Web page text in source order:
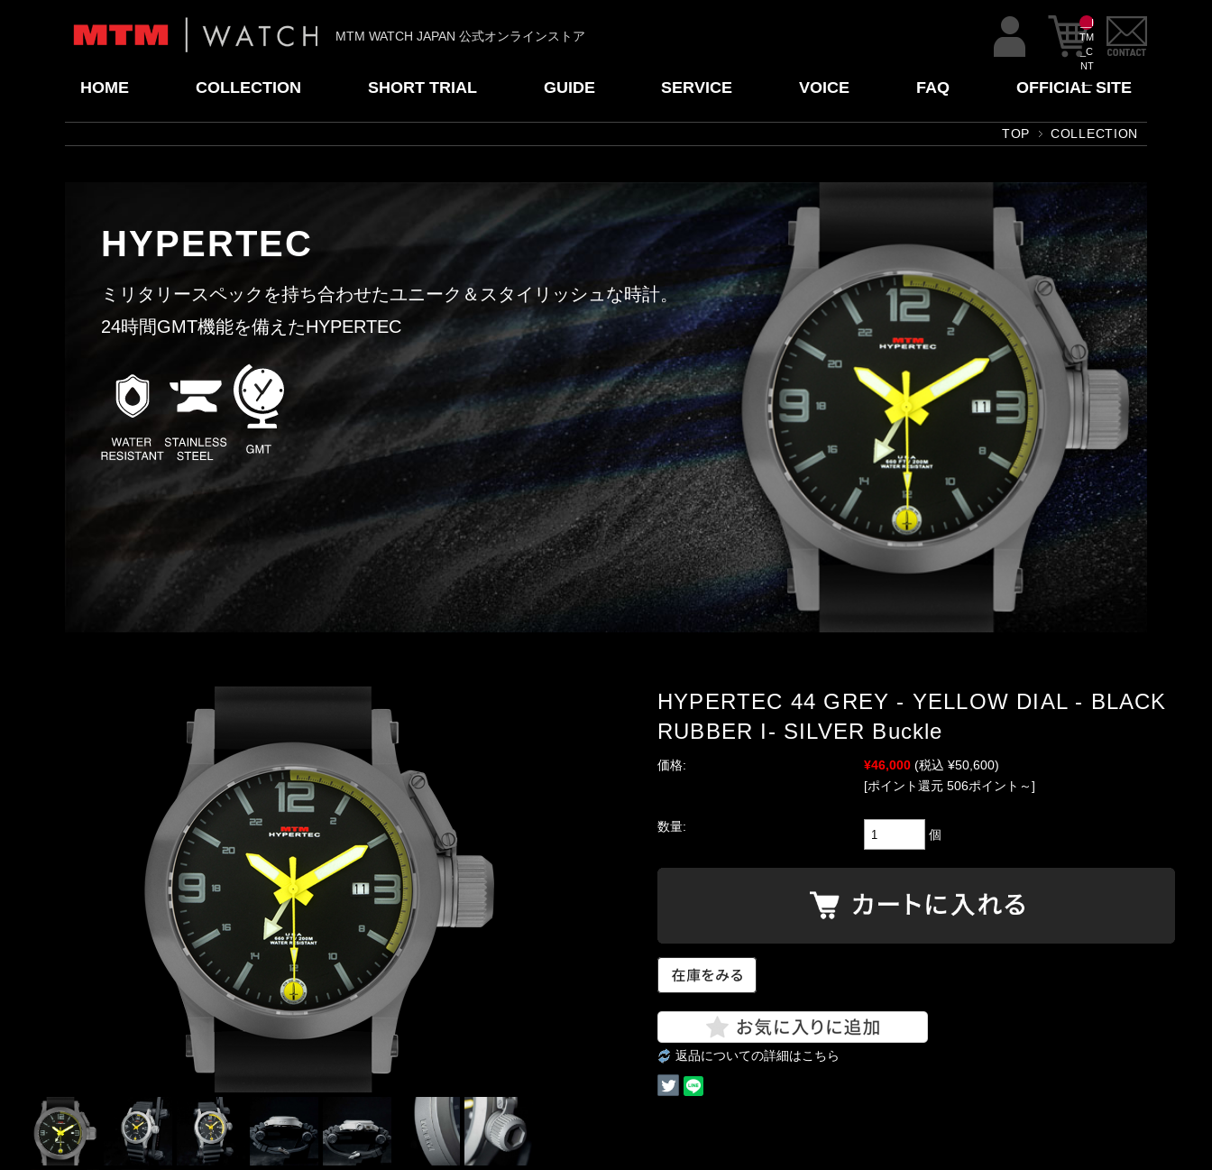
MTM WATCH JAPAN 公式オンラインストア
__I
TM
_C
NT
__
HOME COLLECTION SHORT TRIAL GUIDE SERVICE VOICE FAQ OFFICIAL SITE
TOP COLLECTION
HYPERTEC
ミリタリースペックを持ち合わせたユニーク＆スタイリッシュな時計。
24時間GMT機能を備えたHYPERTEC
HYPERTEC 44 GREY - YELLOW DIAL - BLACK
RUBBER I- SILVER Buckle
価格: ¥46,000 (税込 ¥50,600)
[ポイント還元 506ポイント～]
数量:
個
返品についての詳細はこちら